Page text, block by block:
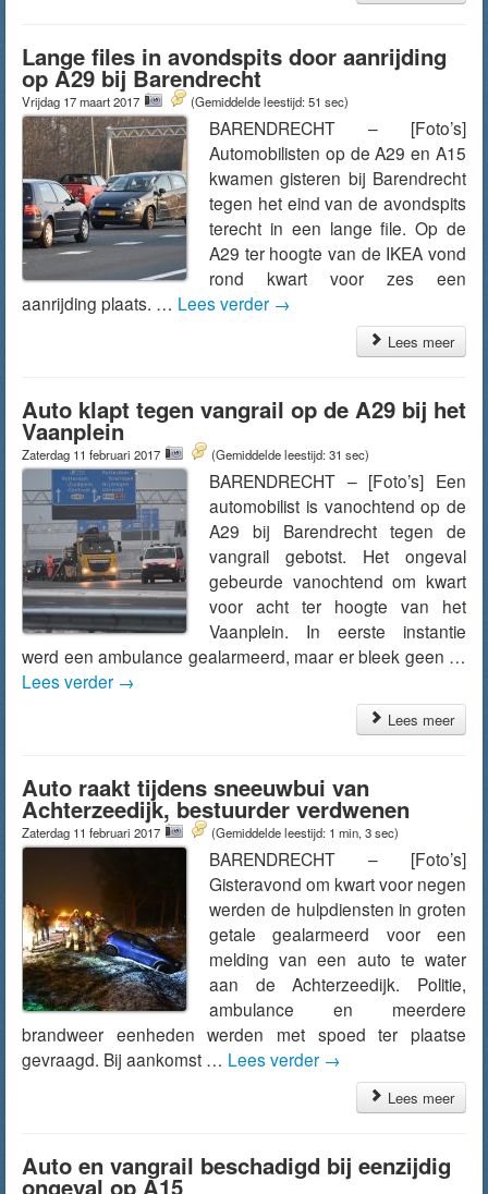
Lange files in avondspits door aanrijding
op A29 bij Barendrecht
Vrijdag 17 maart 2017 (Gemiddelde leestijd: 51 sec)
BARENDRECHT – [Foto’s]
Automobilisten op de A29 en A15
kwamen gisteren bij Barendrecht
tegen het eind van de avondspits
terecht in een lange file. Op de
A29 ter hoogte van de IKEA vond
rond kwart voor zes een
aanrijding plaats. … Lees verder →
Lees meer
Auto klapt tegen vangrail op de A29 bij het
Vaanplein
Zaterdag 11 februari 2017 (Gemiddelde leestijd: 31 sec)
BARENDRECHT – [Foto’s] Een
automobilist is vanochtend op de
A29 bij Barendrecht tegen de
vangrail gebotst. Het ongeval
gebeurde vanochtend om kwart
voor acht ter hoogte van het
Vaanplein. In eerste instantie
werd een ambulance gealarmeerd, maar er bleek geen …
Lees verder →
Lees meer
Auto raakt tijdens sneeuwbui van
Achterzeedijk, bestuurder verdwenen
Zaterdag 11 februari 2017 (Gemiddelde leestijd: 1 min, 3 sec)
BARENDRECHT – [Foto’s]
Gisteravond om kwart voor negen
werden de hulpdiensten in groten
getale gealarmeerd voor een
melding van een auto te water
aan de Achterzeedijk. Politie,
ambulance en meerdere
brandweer eenheden werden met spoed ter plaatse
gevraagd. Bij aankomst … Lees verder →
Lees meer
Auto en vangrail beschadigd bij eenzijdig
ongeval op A15